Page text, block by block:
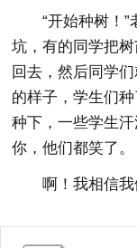
“开始种树！
坑，有的同学把
回去，然后同学
的样子，学生们
种下，一些学生
你，他们都笑了。
啊！我相信我